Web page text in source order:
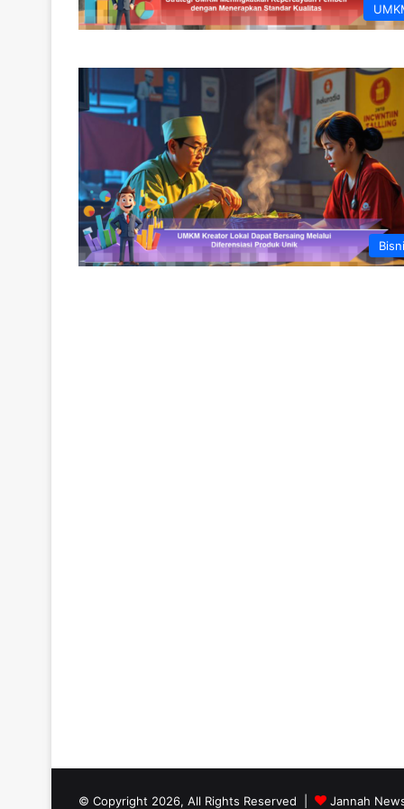
© Copyright 2026, All Rights Reserved | Jannah